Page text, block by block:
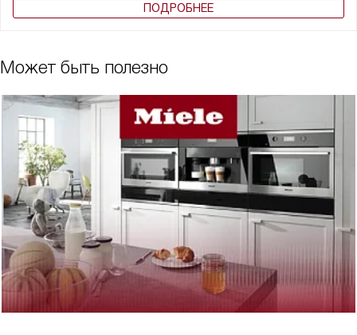
ПОДРОБНЕЕ
Может быть полезно